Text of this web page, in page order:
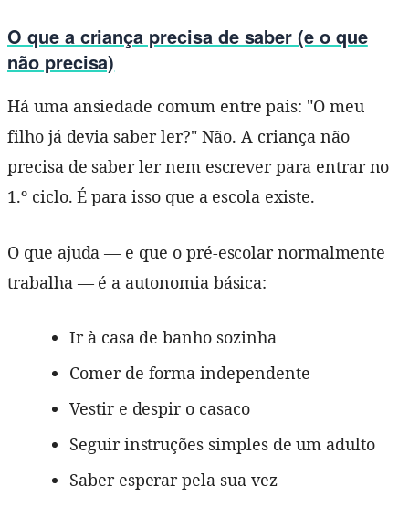
O que a criança precisa de saber (e o que
não precisa)
Há uma ansiedade comum entre pais: "O meu
filho já devia saber ler?" Não. A criança não
precisa de saber ler nem escrever para entrar no
1.º ciclo. É para isso que a escola existe.
O que ajuda — e que o pré-escolar normalmente
trabalha — é a autonomia básica:
Ir à casa de banho sozinha
Comer de forma independente
Vestir e despir o casaco
Seguir instruções simples de um adulto
Saber esperar pela sua vez